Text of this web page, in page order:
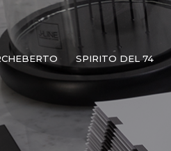
SPIRITO DEL 74